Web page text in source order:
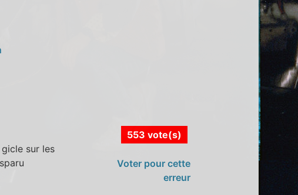
sur les
553 vote(s)
Voter pour cette
erreur